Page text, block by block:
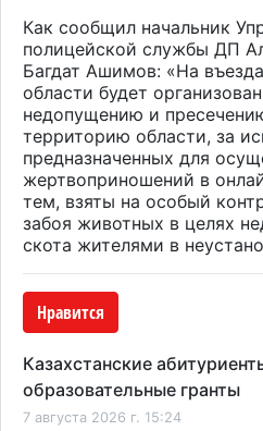
Как сообщил начальник
полицейской службы ДП
Багдат Ашимов: «На
области будет
недопущению и
территорию области, за
предназначенных для
жертвоприношений в
тем, взяты на особый
забоя животных в целях
скота жителями в
Нравится
Казахстанские
образовательные гранты
7 августа 2026 г. 15:24